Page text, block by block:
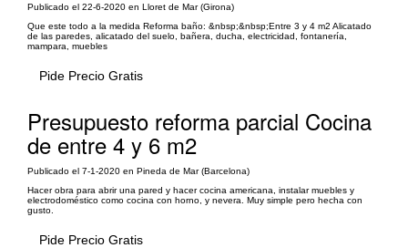
Publicado el 22-6-2020 en Lloret de Mar (Girona)
Que este todo a la medida Reforma baño: &nbsp;&nbsp;Entre 3 y 4 m2 Alicatado
de las paredes, alicatado del suelo, bañera, ducha, electricidad, fontanería,
mampara, muebles
Pide Precio Gratis
Presupuesto reforma parcial Cocina
de entre 4 y 6 m2
Publicado el 7-1-2020 en Pineda de Mar (Barcelona)
Hacer obra para abrir una pared y hacer cocina americana, instalar muebles y
electrodoméstico como cocina con horno, y nevera. Muy simple pero hecha con
gusto.
Pide Precio Gratis